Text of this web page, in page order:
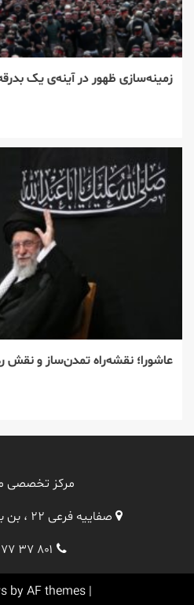
زمینه‌سازی ظهور در آینه‌ی یک
عاشورا؛ نقشه‌راه تمدن‌ساز و نقش
مرکز تخصصی
صفاییه فرعی ۲۲ ، بن بست شهید علیان
۰۲۵۳ ۷۷
|
by AF themes.